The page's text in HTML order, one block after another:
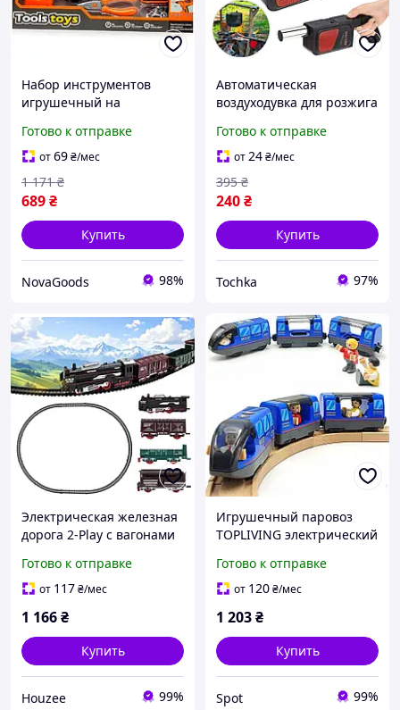
Набор инструментов
игрушечный на
46 x 6 см GN-17437
Готово к отправке
от69₴/мес
689₴
1 171 ₴
Купить
NovaGoods 98%
Автоматическая
воздуходувка для розжига
Дуйка для барбекю,гриля
и мангала Туристическая
TC
Готово к отправке
от24₴/мес
240₴
395 ₴
Купить
Tochka 97%
Электрическая железная
дорога 2-Play с вагонами
развивающая игрушка на
батарейках
Готово к отправке
от 117₴/мес
1 166₴
Купить
Houzee 99%
Игрушечный паровоз
TOPLIVING электрический
для детей 3-5 лет синий
на батарейках AA
Готово к отправке
от 120₴/мес
1 203₴
Купить
Spot 99%